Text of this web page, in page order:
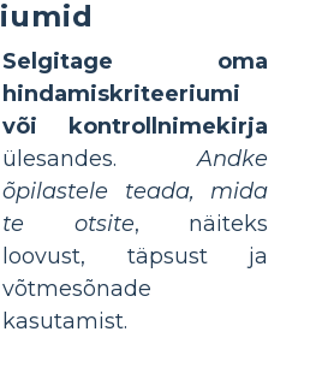
iumid
Selgitage oma
hindamiskriteeriumi
või kontrollnimekirja
ülesandes.Andke
õpilastele teada, mida
te otsite, näiteks
loovust, täpsust ja
võtmesõnade
kasutamist.